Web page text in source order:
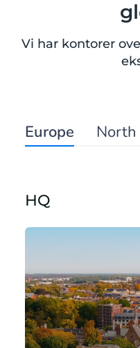
Vi har kontorer
Europe North
HQ